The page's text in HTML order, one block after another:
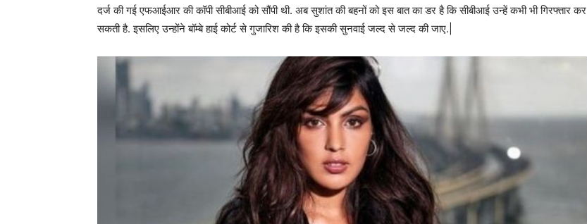
दर्ज की गई एफआईआर की कॉपी सीबीआई को सौंपी थी. अब सुशांत की बहनों को इस बात का डर है कि सीबीआई उन्हें कभी भी गिरफ्तार कर
सकती है. इसलिए उन्होंने बॉम्बे हाई कोर्ट से गुजारिश की है कि इसकी सुनवाई जल्द से जल्द की जाए.|